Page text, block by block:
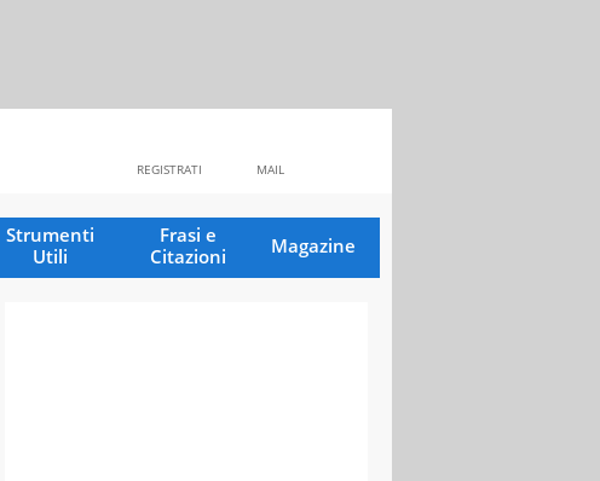
MAIL
REGISTRATI
Strumenti
Utili
Frasi e
Citazioni
Magazine